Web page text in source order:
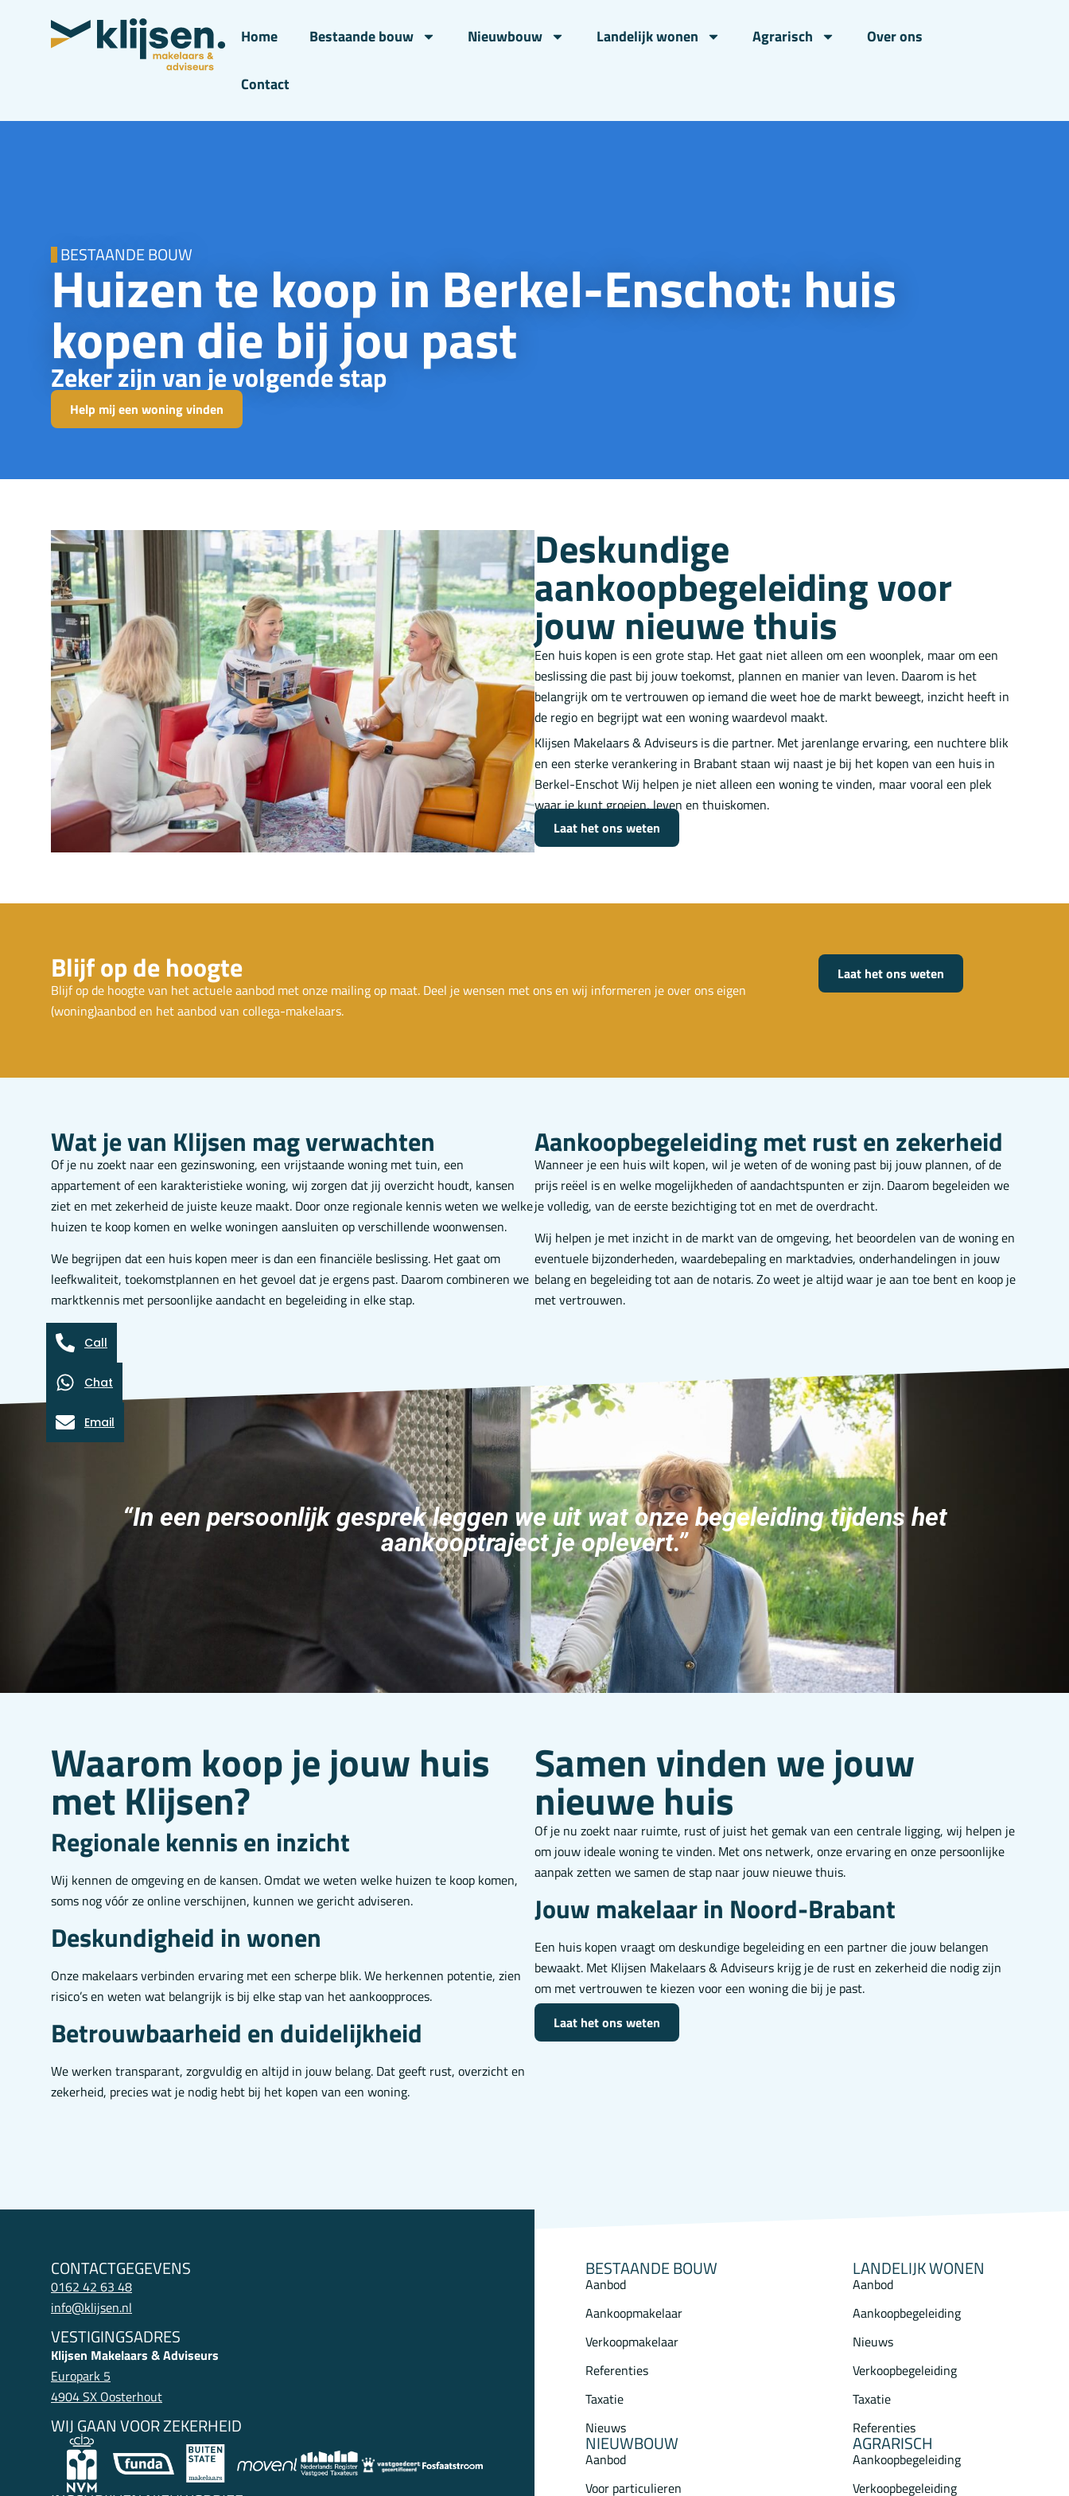
Home Bestaande bouw Nieuwbouw Landelijk wonen Agrarisch Over ons
Contact
BESTAANDE BOUW
Huizen te koop in Berkel-Enschot: huis
kopen die bij jou past
Zeker zijn van je volgende stap
Help mij een woning vinden
Deskundige
aankoopbegeleiding voor
jouw nieuwe thuis
Een huis kopen is een grote stap. Het gaat niet alleen om een woonplek, maar om een
beslissing die past bij jouw toekomst, plannen en manier van leven. Daarom is het
belangrijk om te vertrouwen op iemand die weet hoe de markt beweegt, inzicht heeft in
de regio en begrijpt wat een woning waardevol maakt.
Klijsen Makelaars & Adviseurs is die partner. Met jarenlange ervaring, een nuchtere blik
en een sterke verankering in Brabant staan wij naast je bij het kopen van een huis in
Berkel-Enschot Wij helpen je niet alleen een woning te vinden, maar vooral een plek
waar je kunt groeien, leven en thuiskomen.
Laat het ons weten
Blijf op de hoogte
Blijf op de hoogte van het actuele aanbod met onze mailing op maat. Deel je wensen met ons en wij informeren je over ons eigen
(woning)aanbod en het aanbod van collega-makelaars.
Laat het ons weten
Wat je van Klijsen mag verwachten
Of je nu zoekt naar een gezinswoning, een vrijstaande woning met tuin, een
appartement of een karakteristieke woning, wij zorgen dat jij overzicht houdt, kansen
ziet en met zekerheid de juiste keuze maakt. Door onze regionale kennis weten we welke
huizen te koop komen en welke woningen aansluiten op verschillende woonwensen.
We begrijpen dat een huis kopen meer is dan een financiële beslissing. Het gaat om
leefkwaliteit, toekomstplannen en het gevoel dat je ergens past. Daarom combineren we
marktkennis met persoonlijke aandacht en begeleiding in elke stap.
Aankoopbegeleiding met rust en zekerheid
Wanneer je een huis wilt kopen, wil je weten of de woning past bij jouw plannen, of de
prijs reëel is en welke mogelijkheden of aandachtspunten er zijn. Daarom begeleiden we
je volledig, van de eerste bezichtiging tot en met de overdracht.
Wij helpen je met inzicht in de markt van de omgeving, het beoordelen van de woning en
eventuele bijzonderheden, waardebepaling en marktadvies, onderhandelingen in jouw
belang en begeleiding tot aan de notaris. Zo weet je altijd waar je aan toe bent en koop je
met vertrouwen.
“In een persoonlijk gesprek leggen we uit wat onze begeleiding tijdens het
aankooptraject je oplevert.”
Waarom koop je jouw huis
met Klijsen?
Regionale kennis en inzicht
Wij kennen de omgeving en de kansen. Omdat we weten welke huizen te koop komen,
soms nog vóór ze online verschijnen, kunnen we gericht adviseren.
Deskundigheid in wonen
Onze makelaars verbinden ervaring met een scherpe blik. We herkennen potentie, zien
risico’s en weten wat belangrijk is bij elke stap van het aankoopproces.
Betrouwbaarheid en duidelijkheid
We werken transparant, zorgvuldig en altijd in jouw belang. Dat geeft rust, overzicht en
zekerheid, precies wat je nodig hebt bij het kopen van een woning.
Samen vinden we jouw
nieuwe huis
Of je nu zoekt naar ruimte, rust of juist het gemak van een centrale ligging, wij helpen je
om jouw ideale woning te vinden. Met ons netwerk, onze ervaring en onze persoonlijke
aanpak zetten we samen de stap naar jouw nieuwe thuis.
Jouw makelaar in Noord-Brabant
Een huis kopen vraagt om deskundige begeleiding en een partner die jouw belangen
bewaakt. Met Klijsen Makelaars & Adviseurs krijg je de rust en zekerheid die nodig zijn
om met vertrouwen te kiezen voor een woning die bij je past.
Laat het ons weten
CONTACTGEGEVENS
0162 42 63 48
info@klijsen.nl
VESTIGINGSADRES
Klijsen Makelaars & Adviseurs
Europark 5
4904 SX Oosterhout
WIJ GAAN VOOR ZEKERHEID
BESTAANDE BOUW
Aanbod
Aankoopmakelaar
Verkoopmakelaar
Referenties
Taxatie
Nieuws
NIEUWBOUW
Aanbod
Voor particulieren
LANDELIJK WONEN
Aanbod
Aankoopbegeleiding
Nieuws
Verkoopbegeleiding
Taxatie
Referenties
AGRARISCH
Aankoopbegeleiding
Verkoopbegeleiding
Call
Chat
Email